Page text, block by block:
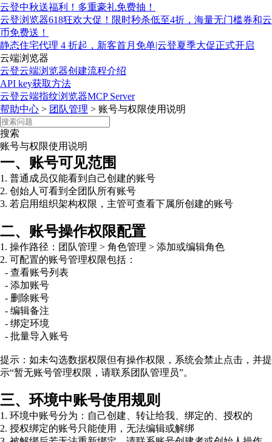
云登中秋送福利！多重豪礼免费抽！
云登浏览器618狂欢大促！限时秒杀低至4折，海量无门槛券和云
币免费送！
静态住宅代理 4 折起，新客首月免单|云登夏季大促正式开启
云端浏览器
云登云端浏览器创建流程介绍
API key获取方法
云登云端指纹浏览器MCP Server
帮助中心 > 团队管理 > 账号与权限使用说明
搜索
账号与权限使用说明
一、账号可见范围
1. 普通成员仅能看到自己创建的账号
2. 创始人可看到全团队所有账号
3. 若启用组织架构权限，主管可查看下属所创建的账号
二、账号操作权限配置
1. 操作路径：团队管理 > 角色管理 > 添加或编辑角色
2. 可配置的账号管理权限包括：
- 查看账号列表
- 添加账号
- 删除账号
- 编辑备注
- 绑定环境
- 批量导入账号
提示：如未勾选数据权限但有操作权限，系统会禁止点击，并提
示“暂无账号管理权限，请联系团队管理员”。
三、环境中账号使用规则
1. 环境中账号分为：自己创建、转让给我、绑定的、授权的
2. 授权绑定的账号只能使用，无法编辑或解绑